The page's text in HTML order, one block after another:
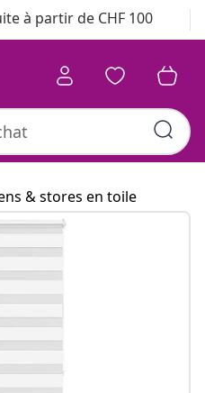
à partir de CHF 100
& stores en toile